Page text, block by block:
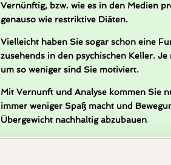
Vernünftig, bzw. wie es in den Medien
genauso wie restriktive Diäten.
Vielleicht haben Sie sogar schon eine
zusehends in den psychischen Keller.
um so weniger sind Sie motiviert.
Mit Vernunft und Analyse kommen Sie
immer weniger Spaß macht und
Übergewicht nachhaltig abzubauen.